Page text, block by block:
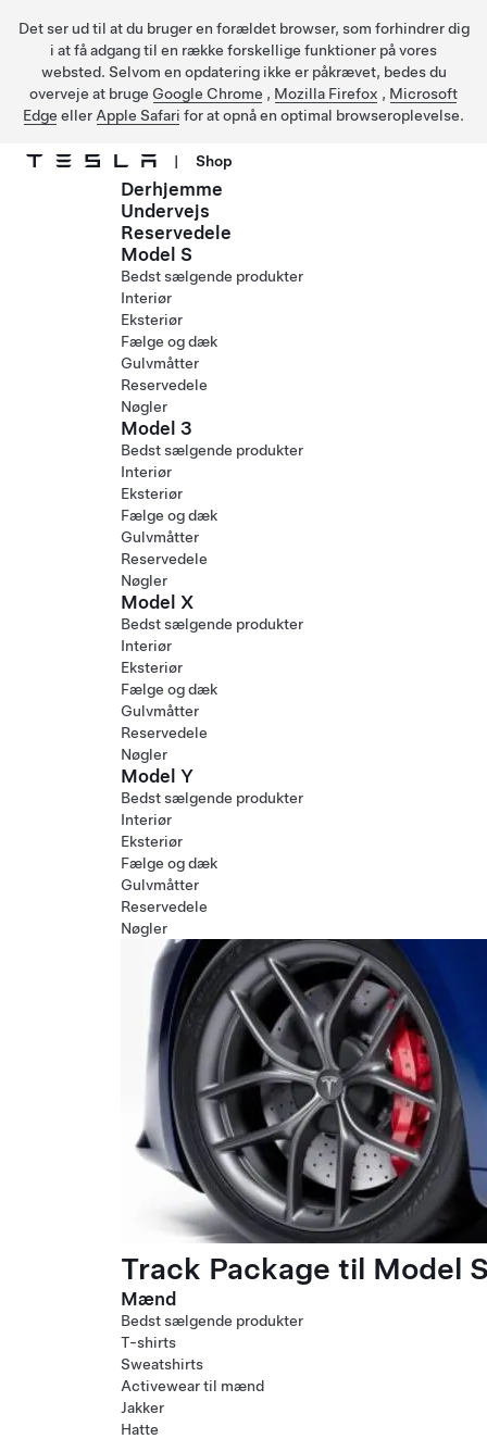
Det ser ud til at du bruger en forældet browser, som forhindrer dig
i at få adgang til en række forskellige funktioner på vores
websted. Selvom en opdatering ikke er påkrævet, bedes du
overveje at bruge Google Chrome , Mozilla Firefox , Microsoft
Edge eller Apple Safari for at opnå en optimal browseroplevelse.
Gå til hovedindhold
| Shop
Derhjemme
Undervejs
Reservedele
Model S
Bedst sælgende produkter
Interiør
Eksteriør
Fælge og dæk
Gulvmåtter
Reservedele
Nøgler
Model 3
Bedst sælgende produkter
Interiør
Eksteriør
Fælge og dæk
Gulvmåtter
Reservedele
Nøgler
Model X
Bedst sælgende produkter
Interiør
Eksteriør
Fælge og dæk
Gulvmåtter
Reservedele
Nøgler
Model Y
Bedst sælgende produkter
Interiør
Eksteriør
Fælge og dæk
Gulvmåtter
Reservedele
Nøgler
Track Package til Model
Mænd
Bedst sælgende produkter
T-shirts
Sweatshirts
Activewear til mænd
Jakker
Hatte